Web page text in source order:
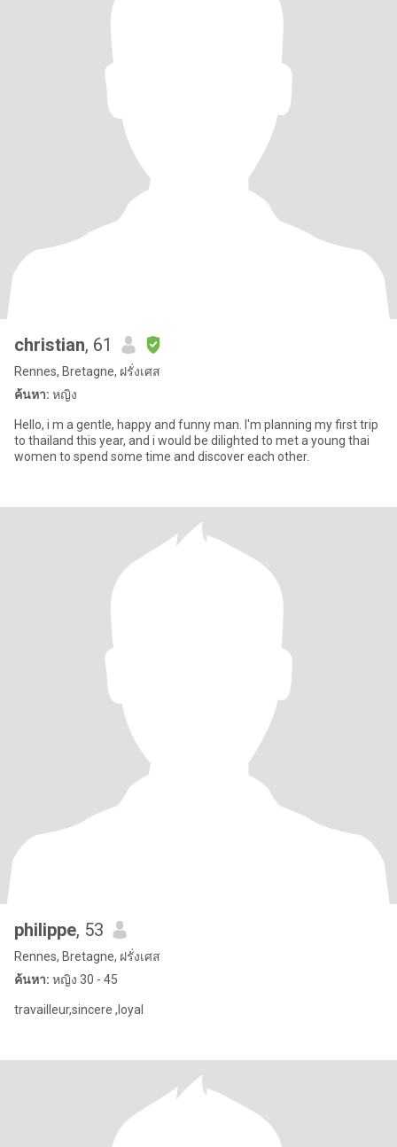
christian, 61
Rennes, Bretagne, ฝรั่งเศส
ค้นหา: หญิง
Hello, i m a gentle, happy and funny man. I'm planning my first trip
to thailand this year, and i would be dilighted to met a young thai
women to spend some time and discover each other.
philippe, 53
Rennes, Bretagne, ฝรั่งเศส
ค้นหา: หญิง 30 - 45
travailleur,sincere ,loyal